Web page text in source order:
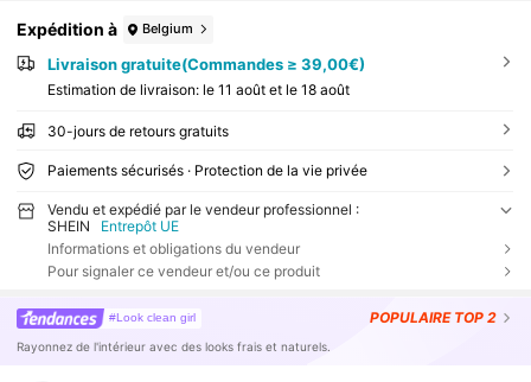
Expédition à Belgium
Livraison gratuite(Commandes ≥ 39,00€)
Estimation de livraison: le 11 août et le 18 août
30-jours de retours gratuits
Paiements sécurisés · Protection de la vie privée
Vendu et expédié par le vendeur professionnel :
SHEIN
Entrepôt UE
Informations et obligations du vendeur
Pour signaler ce vendeur et/ou ce produit
#Look clean girl POPULAIRE TOP 2
Rayonnez de l'intérieur avec des looks frais et naturels.